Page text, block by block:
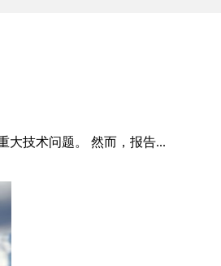
大技术问题。 然而，报告...